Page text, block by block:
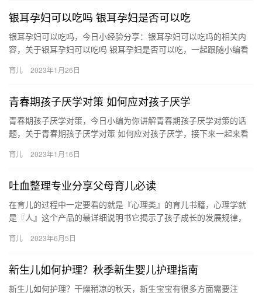
银耳孕妇可以吃吗 银耳孕妇是否可以吃
银耳孕妇可以吃吗，今日小经验分享：银耳孕妇可以吃吗的相关内
容，关于银耳孕妇可以吃吗 银耳孕妇是否可以吃，一起跟随小编看
孕…
育儿 2023年1月26日
青春期孩子厌学对策 如何应对孩子厌学
青春期孩子厌学对策，今日小编为你讲解青春期孩子厌学对策的话
题，关于青春期孩子厌学对策 如何应对孩子厌学，接下来一起来看
春…
育儿 2023年1月16日
吐血整理专业分享父母育儿必读
在育儿的过程中一定要看的就是『心理类』的育儿书籍，心理学就
是『人』这个产品的最详细说明书它揭示了孩子成长的发展规律，
就是…
育儿 2023年6月5日
新生儿如何护理？秋季新生婴儿护理指南
新生儿如何护理？干燥稍凉的秋天，新生宝宝有很多方面需要注